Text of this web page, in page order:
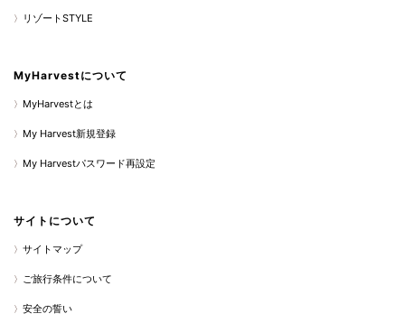
リゾートSTYLE
MyHarvestについて
MyHarvestとは
My Harvest新規登録
My Harvestパスワード再設定
サイトについて
サイトマップ
ご旅行条件について
安全の誓い